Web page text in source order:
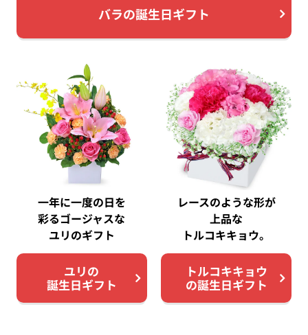
バラの誕生日ギフト
一年に一度の日を
彩るゴージャスな
ユリのギフト
ユリの
誕生日ギフト
レースのような形が
上品な
トルコキキョウ。
トルコキキョウ
の誕生日ギフト